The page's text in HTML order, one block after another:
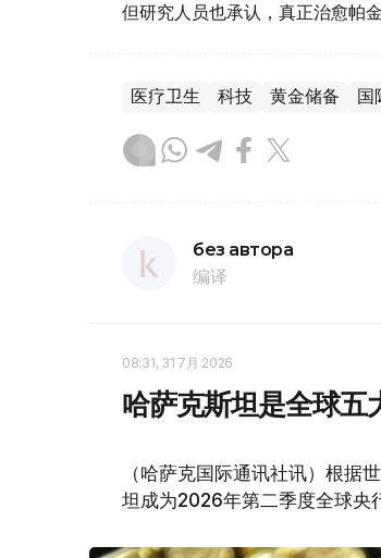
但研究人员也承认，真正治愈帕
医疗卫生 科技 黄金储备 国
без автора
编译
08:31, 31 7月 2026
哈萨克斯坦是全球五
（哈萨克国际通讯社讯）根
坦成为2026年第二季度全球央